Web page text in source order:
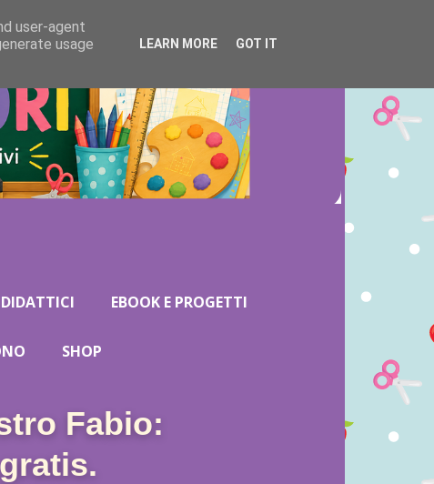
EBOOK E PROGETTI
SHOP
Fabio:
user-agent
usage
LEARN MORE GOT IT